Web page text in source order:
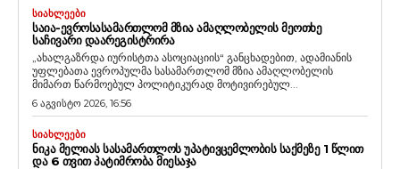
ᲡᲘᲐᲮᲚᲔᲔᲑᲘ
ᲡᲐᲘᲐ-ᲔᲕᲠᲝᲡᲐᲡᲐᲛᲐᲠᲗᲚᲝᲛ ᲛᲖᲘᲐ ᲐᲛᲐᲦᲚᲝᲑᲔᲚᲘᲡ ᲛᲔᲝᲗᲮᲔ
ᲡᲐᲩᲘᲕᲐᲠᲘ ᲓᲐᲐᲠᲔᲒᲘᲡᲢᲠᲘᲠᲐ
„ახალგაზრდა იურისტთა ასოციაციის“ განცხადებით, ადამიანის
უფლებათა ევროპულმა სასამართლომ მზია ამაღლობელის
მიმართ წარმოებულ პოლიტიკურად მოტივირებულ...
6 აგვისტო 2026, 16:56
ᲡᲘᲐᲮᲚᲔᲔᲑᲘ
ᲜᲘᲙᲐ ᲛᲔᲚᲘᲐᲡ ᲡᲐᲡᲐᲛᲐᲠᲗᲚᲝᲡ ᲣᲞᲐᲢᲘᲕᲪᲔᲛᲚᲝᲑᲘᲡ ᲡᲐᲥᲛᲔᲖᲔ 1 ᲬᲚᲘᲗ
ᲓᲐ 6 ᲗᲕᲘᲗ ᲞᲐᲢᲘᲛᲠᲝᲑᲐ ᲛᲘᲔᲡᲐᲯᲐ